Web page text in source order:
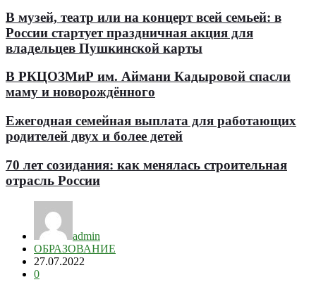
В музей, театр или на концерт всей семьей: в
России стартует праздничная акция для
владельцев Пушкинской карты
В РКЦОЗМиР им. Аймани Кадыровой спасли
маму и новорождённого
Ежегодная семейная выплата для работающих
родителей двух и более детей
70 лет созидания: как менялась строительная
отрасль России
admin
ОБРАЗОВАНИЕ
27.07.2022
0